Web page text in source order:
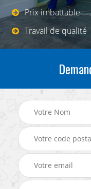
Prix imbattable
Travail de qualité